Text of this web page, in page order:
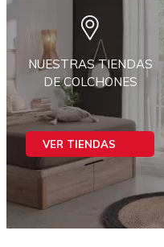
NUESTRAS TIENDAS
DE COLCHONES
VER TIENDAS